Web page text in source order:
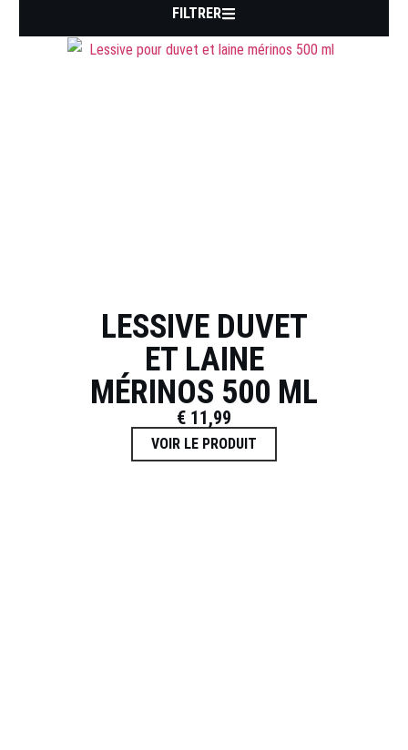
FILTRER
LESSIVE DUVET
ET LAINE
MÉRINOS 500 ML
€ 11,99
VOIR LE PRODUIT